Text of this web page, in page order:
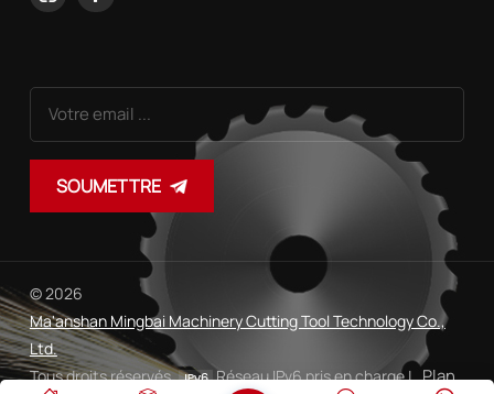
SOUMETTRE
© 2026
Ma'anshan Mingbai Machinery Cutting Tool Technology Co.,
Ltd.
Tous droits réservés.
Réseau IPv6 pris en charge | Plan